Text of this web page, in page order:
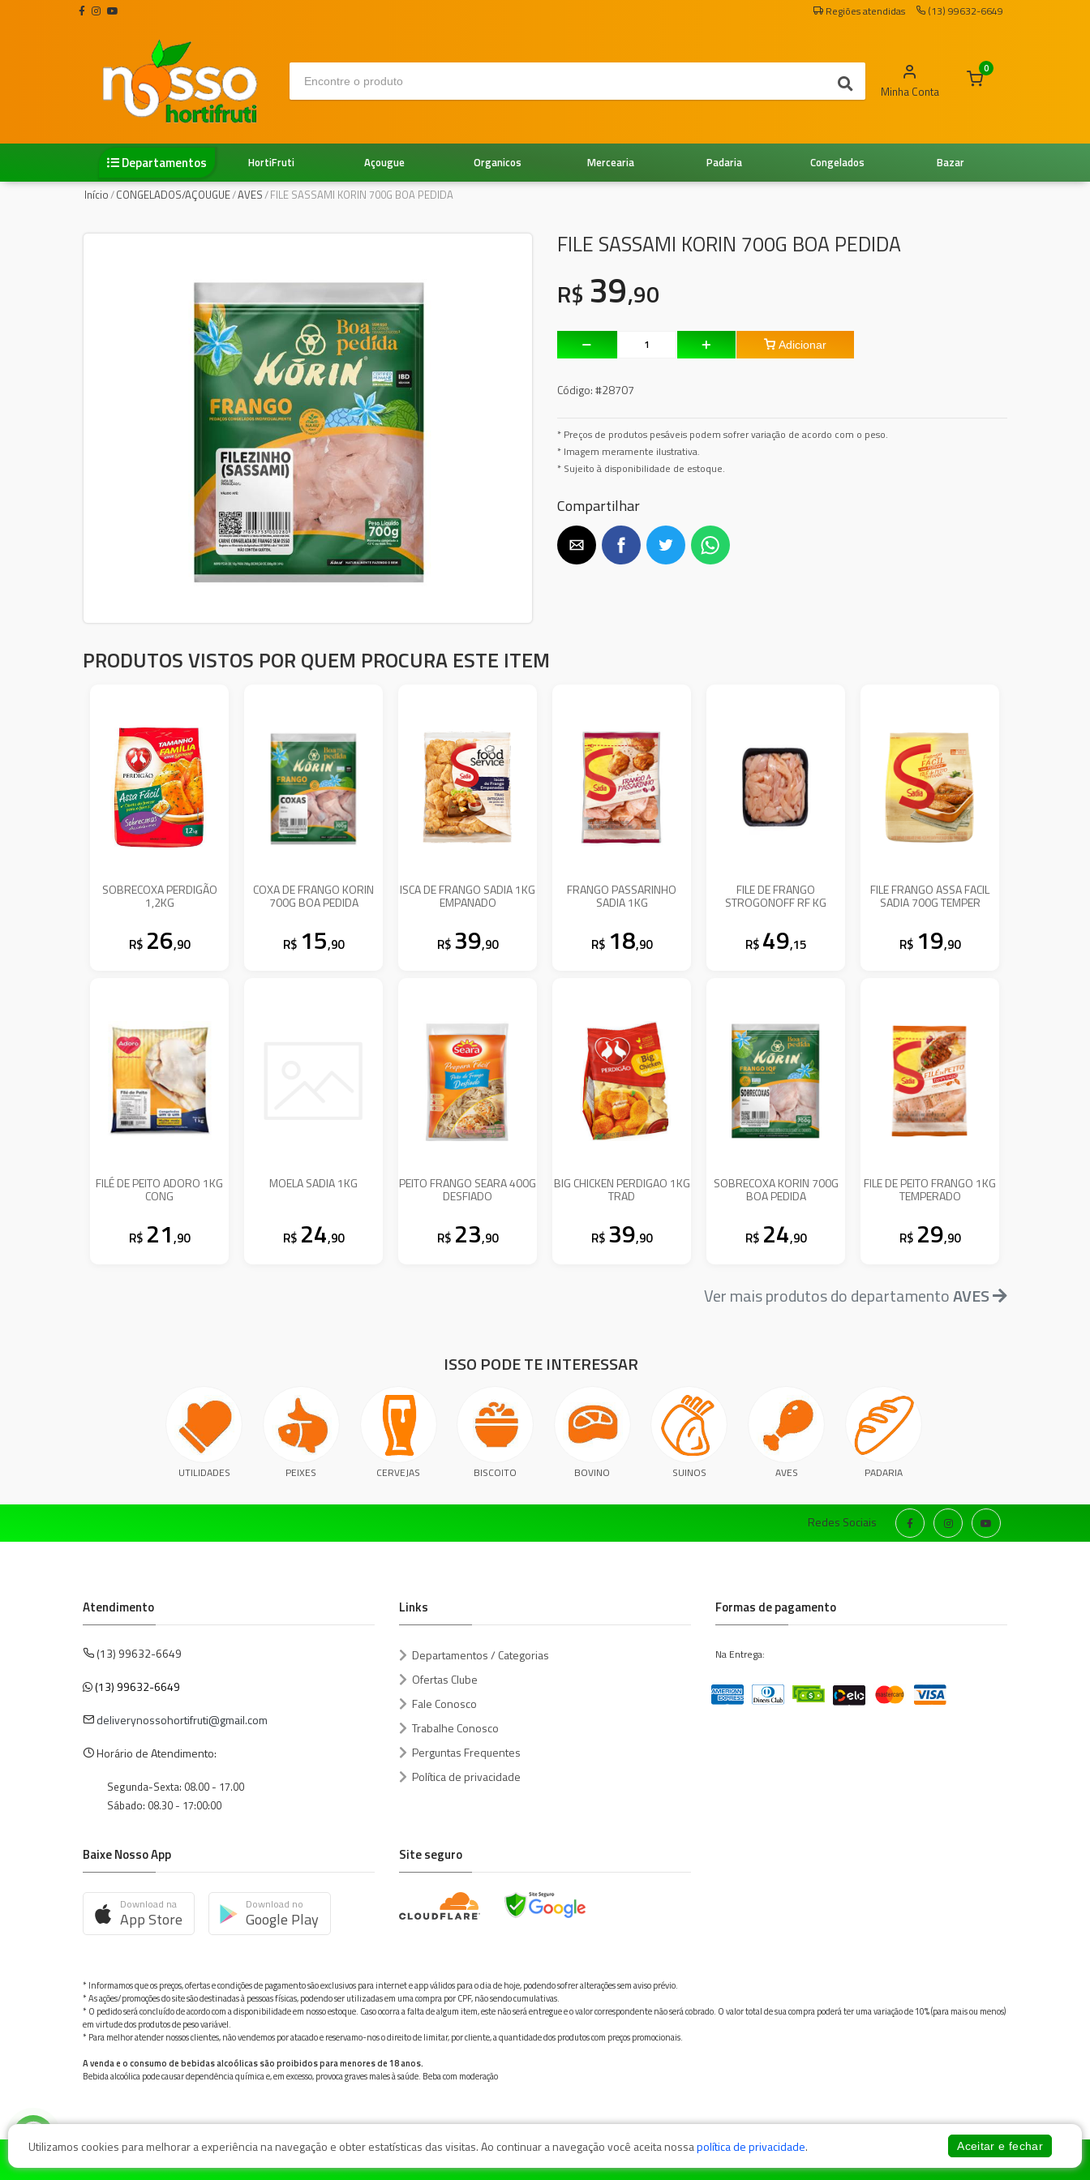
Regiões atendidas (13) 99632-6649
Minha Conta
0
Departamentos Bazar
Congelados
Padaria
Mercearia
Organicos
Açougue
HortiFruti
Início/CONGELADOS/AÇOUGUE/AVES/FILE SASSAMI KORIN 700G BOA PEDIDA
FILE SASSAMI KORIN 700G BOA PEDIDA
R$ 39,90
Adicionar
Código:#28707
* Preços de produtos pesáveis podem sofrer variação de acordo com o peso.
* Imagem meramente ilustrativa.
* Sujeito à disponibilidade de estoque.
Compartilhar
PRODUTOS VISTOS POR QUEM PROCURA ESTE ITEM
SOBRECOXA PERDIGÃO
1,2KG
R$ 26,90
COXA DE FRANGO KORIN
700G BOA PEDIDA
R$ 15,90
ISCA DE FRANGO SADIA 1KG
EMPANADO
R$ 39,90
FRANGO PASSARINHO
SADIA 1KG
R$ 18,90
FILE DE FRANGO
STROGONOFF RF KG
R$ 49,15
FILE FRANGO ASSA FACIL
SADIA 700G TEMPER
R$ 19,90
FILÉ DE PEITO ADORO 1KG
CONG
R$ 21,90
MOELA SADIA 1KG
R$ 24,90
PEITO FRANGO SEARA 400G
DESFIADO
R$ 23,90
BIG CHICKEN PERDIGAO 1KG
TRAD
R$ 39,90
SOBRECOXA KORIN 700G
BOA PEDIDA
R$ 24,90
FILE DE PEITO FRANGO 1KG
TEMPERADO
R$ 29,90
Ver mais produtos do departamentoAVES
ISSO PODE TE INTERESSAR
UTILIDADES PEIXES CERVEJAS BISCOITO BOVINO SUINOS AVES PADARIA
Redes Sociais
Atendimento
(13) 99632-6649
(13) 99632-6649
deliverynossohortifruti@gmail.com
Horário de Atendimento:
Segunda-Sexta: 08.00 - 17.00
Sábado: 08.30 - 17:00:00
Links
Departamentos / Categorias
Ofertas Clube
Fale Conosco
Trabalhe Conosco
Perguntas Frequentes
Política de privacidade
Formas de pagamento
Na Entrega:
Baixe Nosso App
Download na
App Store
Download no
Google Play
Site seguro
* Informamos que os preços, ofertas e condições de pagamento são exclusivos para internet e app válidos para o dia de hoje, podendo sofrer alterações sem aviso prévio.
* As ações/promoções do site são destinadas à pessoas físicas, podendo ser utilizadas em uma compra por CPF, não sendo cumulativas.
* O pedido será concluído de acordo com a disponibilidade em nosso estoque. Caso ocorra a falta de algum item, este não será entregue e o valor correspondente não será cobrado. O valor total de sua compra poderá ter uma variação de 10% (para mais ou menos)
em virtude dos produtos de peso variável.
* Para melhor atender nossos clientes, não vendemos por atacado e reservamo-nos o direito de limitar, por cliente, a quantidade dos produtos com preços promocionais.
A venda e o consumo de bebidas alcoólicas são proibidos para menores de 18 anos.
Bebida alcoólica pode causar dependência química e, em excesso, provoca graves males à saúde. Beba com moderação
Utilizamos cookies para melhorar a experiência na navegação e obter estatísticas das visitas. Ao continuar a navegação você aceita nossapolítica de privacidade. Aceitar e fechar